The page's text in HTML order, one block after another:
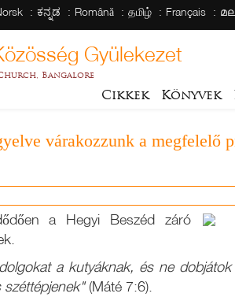
ಕನ್ನಡ Română தமிழ் Français
Gyülekezet
Bangalore
Cikkek Könyvek
várakozzunk a megfelelő
a Hegyi Beszéd záró
a kutyáknak, és ne
széttépjenek"(Máté 7:6).